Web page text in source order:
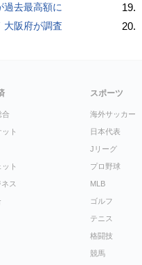
過去最高額に
大阪府が調査
19.
20.
合
ト
ト
ス
スポーツ
海外サッカー
日本代表
Jリーグ
プロ野球
MLB
ゴルフ
テニス
格闘技
競馬